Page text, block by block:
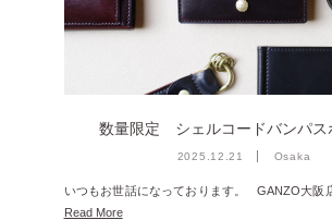
雑誌掲載 2026年3月
2026年1月
2025年12月
2025年11月
2025年10月
2025年9月
数量限定 シェルコードバンパス
2025.12.21 Osaka
いつもお世話になっております。 GANZO大阪
Read More